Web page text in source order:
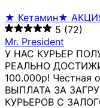
★ Кетамин★
5 (72)
Mr. President
У НАС КУРЬЕР
РЕАЛЬНО
100.000р! Честная
ВЫПЛАТА ЗА
КУРЬЕРОВ С